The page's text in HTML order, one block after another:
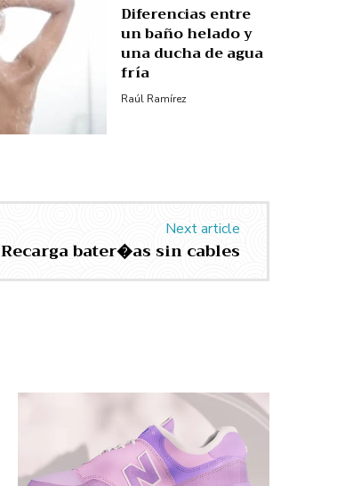
Diferencias entre
un baño helado y
una ducha de agua
fría
Raúl Ramírez
Next article
Recarga bater�as sin cables